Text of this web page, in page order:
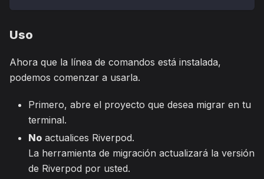
Uso
Ahora que la línea de comandos está instalada,
podemos comenzar a usarla.
Primero, abre el proyecto que desea migrar en tu
terminal.
No actualices Riverpod.
La herramienta de migración actualizará la versión
de Riverpod por usted.